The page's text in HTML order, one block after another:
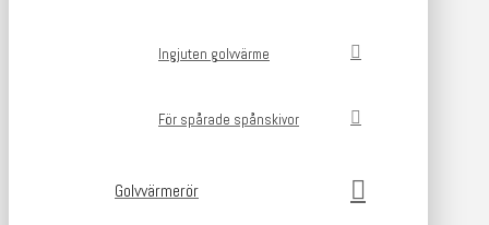
Ingjuten golvvärme
För spårade spånskivor
Golvvärmerör